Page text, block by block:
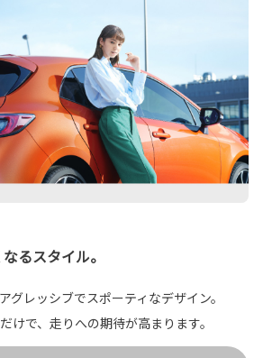
るスタイル。
グレッシブでスポーティなデザイン。
けで、走りへの期待が高まります。